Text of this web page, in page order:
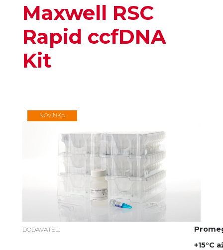
Maxwell RSC
Rapid ccfDNA
Kit
NOVINKA
DODAVATEL:
+15°C